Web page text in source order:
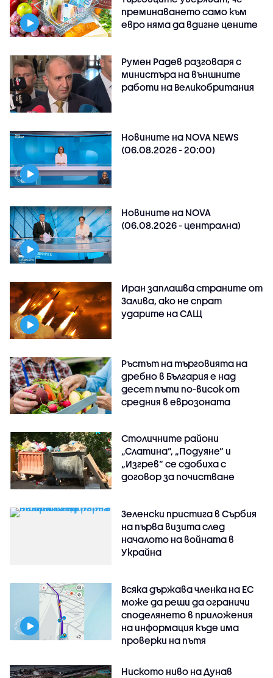
преминаването само към
евро няма да вдигне цените
Румен Радев разговаря с
министъра на външните
работи на Великобритания
Новините на NOVA NEWS
(06.08.2026 - 20:00)
Новините на NOVA
(06.08.2026 - централна)
Иран заплашва страните от
Залива, ако не спрат
ударите на САЩ
Ръстът на търговията на
дребно в България е над
десет пъти по-висок от
средния в еврозоната
Столичните райони
„Слатина“, „Подуяне“ и
„Изгрев“ се сдобиха с
договор за почистване
Зеленски пристига в Сърбия
на първа визита след
началото на войната в
Украйна
Всяка държава членка на ЕС
може да реши да ограничи
споделянето в приложения
на информация къде има
проверки на пътя
Ниското ниво на Дунав